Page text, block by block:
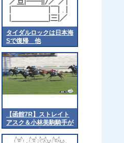
タイダルロックは日本海
Sで復帰 他
【函館7R】ストレイト
アスク＆小林美駒騎手が
ｷﾀ━━━━(ﾟ
∀ﾟ)━━━━!!